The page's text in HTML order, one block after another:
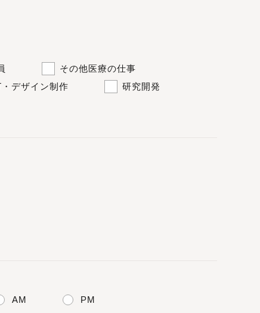
その他医療の仕事
・デザイン制作
研究開発
AM PM